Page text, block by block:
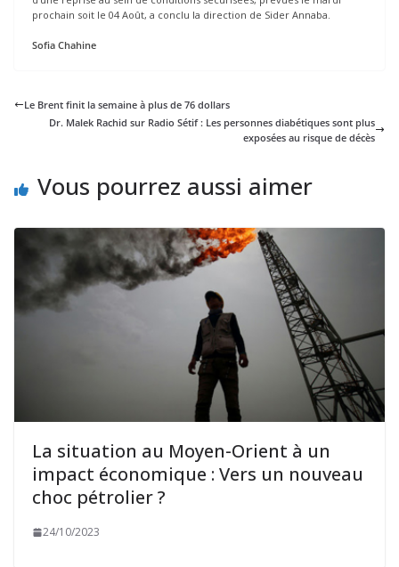
prochain soit le 04 Août, a conclu la direction de Sider Annaba.
Sofia Chahine
Le Brent finit la semaine à plus de 76 dollars
Dr. Malek Rachid sur Radio Sétif : Les personnes diabétiques sont plus
exposées au risque de décès
Vous pourrez aussi aimer
La situation au Moyen-Orient à un
impact économique : Vers un nouveau
choc pétrolier ?
24/10/2023